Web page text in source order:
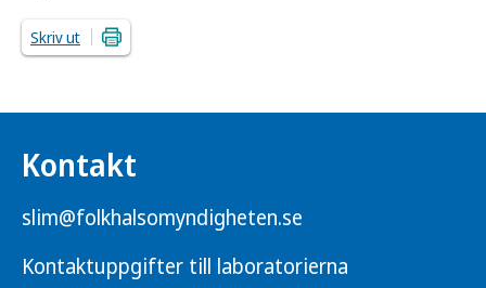
Skriv ut
Kontakt
slim@folkhalsomyndigheten.se
Kontaktuppgifter till laboratorierna